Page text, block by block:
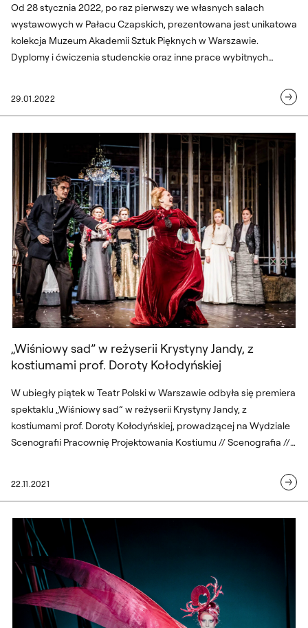
Od 28 stycznia 2022, po raz pierwszy we własnych salach
wystawowych w Pałacu Czapskich, prezentowana jest unikatowa
kolekcja Muzeum Akademii Sztuk Pięknych w Warszawie.
Dyplomy i ćwiczenia studenckie oraz inne prace wybitnych
Zapraszamy!
29.01.2022
„Wiśniowy sad” w reżyserii Krystyny
„Wiśniowy sad” w reżyserii Krystyny Jandy, z
kostiumami prof. Doroty Kołodyńskiej
W ubiegły piątek w Teatr Polski w Warszawie odbyła się premiera
spektaklu „Wiśniowy sad” w reżyserii Krystyny Jandy, z
kostiumami prof. Doroty Kołodyńskiej, prowadzącej na Wydziale
Scenografii Pracownię Projektowania Kostiumu // Scenografia //
22.11.2021
Premiera “Rinalda” ze scenografią